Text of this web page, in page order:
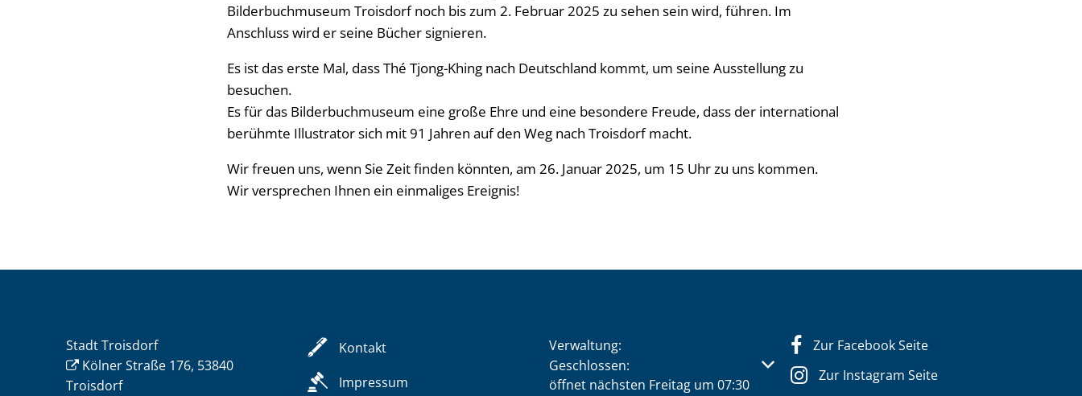
Bilderbuchmuseum Troisdorf noch bis zum 2. Februar 2025 zu sehen sein wird, führen. Im
Anschluss wird er seine Bücher signieren.
Es ist das erste Mal, dass Thé Tjong-Khing nach Deutschland kommt, um seine Ausstellung zu
besuchen.
Es für das Bilderbuchmuseum eine große Ehre und eine besondere Freude, dass der international
berühmte Illustrator sich mit 91 Jahren auf den Weg nach Troisdorf macht.
Wir freuen uns, wenn Sie Zeit finden könnten, am 26. Januar 2025, um 15 Uhr zu uns kommen.
Wir versprechen Ihnen ein einmaliges Ereignis!
Stadt Troisdorf
Kölner Straße 176, 53840
Troisdorf
Kontakt
Impressum
Verwaltung:
Klicken, um weitere Öffnungs- oder Schließzeiten auszublenden
Geschlossen:
öffnet nächsten Freitag um 07:30
Zur Facebook Seite
Zur Instagram Seite